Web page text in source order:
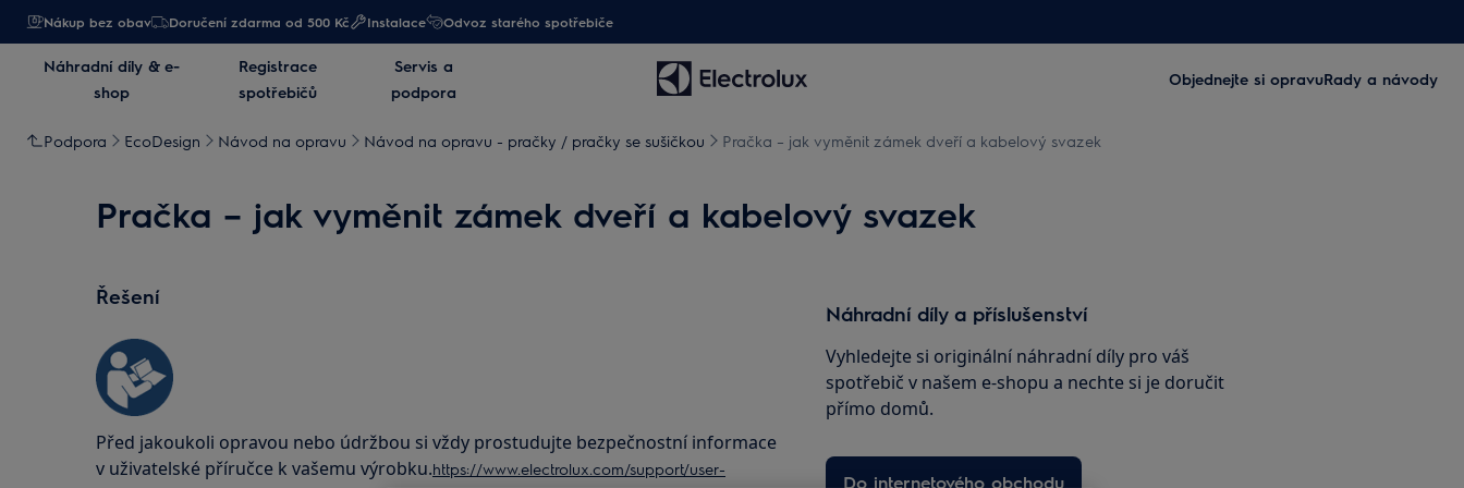
Nákup bez obav Doručení zdarma od 500 Kč Instalace Odvoz starého spotřebiče
Náhradní díly & e-
shop
Registrace
spotřebičů
Servis a
podpora
Objednejte si opravuRady a návody
Podpora EcoDesign Návod na opravu Návod na opravu - pračky / pračky se sušičkou Pračka – jak vyměnit zámek dveří a kabelový svazek
Pračka – jak vyměnit zámek dveří a kabelový svazek
Řešení
Před jakoukoli opravou nebo údržbou si vždy prostudujte bezpečnostní informace
v uživatelské příručce k vašemu výrobku.https://www.electrolux.com/support/user-
Náhradní díly a příslušenství
Vyhledejte si originální náhradní díly pro váš
spotřebič v našem e-shopu a nechte si je doručit
přímo domů.
Do internetového obchodu